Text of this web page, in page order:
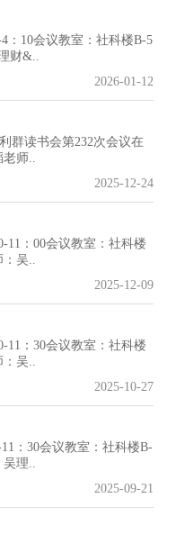
：10会议教室：社科楼B-5
财&..
2026-01-12
群读书会第232次会议在
老师..
2025-12-24
11：00会议教室：社科楼
：吴..
2025-12-09
11：30会议教室：社科楼
：吴..
2025-10-27
：30会议教室：社科楼B-
吴理..
2025-09-21